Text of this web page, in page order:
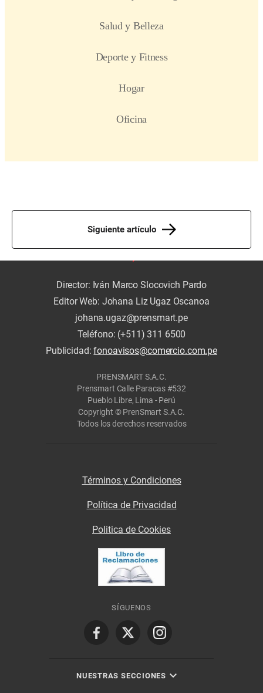
Siguiente artículo
Director: Iván Marco Slocovich Pardo
Editor Web: Johana Liz Ugaz Oscanoa
johana.ugaz@prensmart.pe
Teléfono: (+511) 311 6500
Publicidad:fonoavisos@comercio.com.pe
PRENSMART S.A.C.
Prensmart Calle Paracas #532
Pueblo Libre, Lima - Perú
Copyright © PrenSmart S.A.C.
Todos los derechos reservados
Términos y Condiciones
Política de Privacidad
Politica de Cookies
SÍGUENOS
NUESTRAS SECCIONES